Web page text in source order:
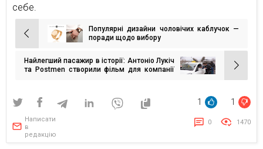
себе.
Навігація
записів
Популярні дизайни чоловічих каблучок —
поради щодо вибору
Найлегший пасажир в історії: Антоніо Лукіч
та Postmen створили фільм для компанії
1 1
Написати
в
редакцію
0 1470